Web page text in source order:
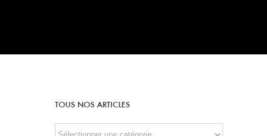
TOUS NOS ARTICLES
TOUS